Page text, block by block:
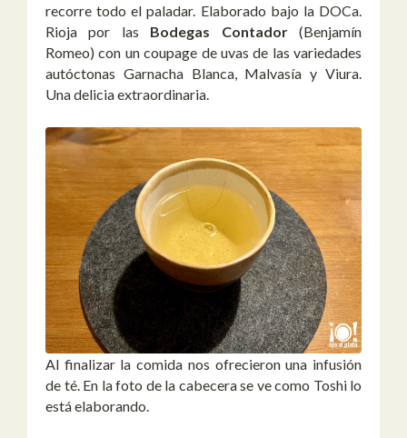
recorre todo el paladar. Elaborado bajo la DOCa.
Rioja por las Bodegas Contador(Benjamín
Romeo) con un coupage de uvas de las variedades
autóctonas Garnacha Blanca, Malvasía y Viura.
Una delicia extraordinaria.
Al finalizar la comida nos ofrecieron una infusión
de té. En la foto de la cabecera se ve como Toshi lo
está elaborando.